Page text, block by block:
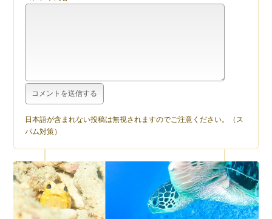
日本語が含まれない投稿は無視されますのでご注意ください。（ス
パム対策）